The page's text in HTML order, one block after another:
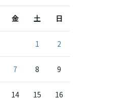
金 土 日
1 2
7 8 9
14 15 16